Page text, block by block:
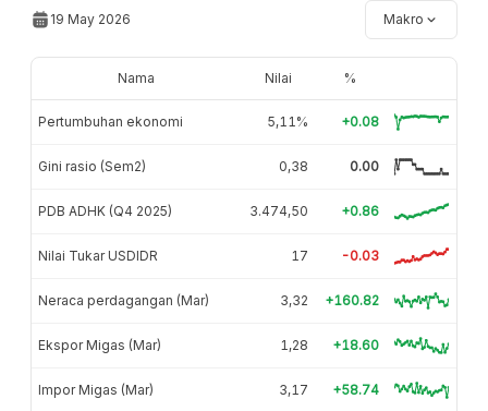
19 May 2026 Makro
Nama Nilai %
Pertumbuhan ekonomi 5,11% +0.08
Gini rasio (Sem2) 0,38 0.00
PDB ADHK (Q4 2025) 3.474,50 +0.86
Nilai Tukar USDIDR 17 -0.03
Neraca perdagangan (Mar) 3,32 +160.82
Ekspor Migas (Mar) 1,28 +18.60
Impor Migas (Mar) 3,17 +58.74